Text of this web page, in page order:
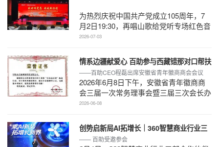
为热烈庆祝中国共产党成立105周年，7
月2日19:30，再唱山歌给党听专场红色音
乐会在马鞍山市工人文化宫职工剧场精彩
2026-07-03
情系边疆献爱心 百助参与西藏错那对口帮扶
行动
——百助CEO程磊出席安徽省青年徽商商会会议
2026年6月8日下午，安徽省青年徽商商
会三届一次常务理事会暨三届三次会长办
公会在合肥华泰集团召开。...
2026-06-08
创势启新局AI拓增长｜360智慧商业行业三
部合作伙伴大会圆满召开
—— 百助受邀参会